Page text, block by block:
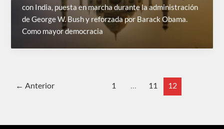
con India, puesta en marcha durante la administración
de George W. Bush y reforzada por Barack Obama.
Como mayor democracia
← Anterior 1 … 11 12